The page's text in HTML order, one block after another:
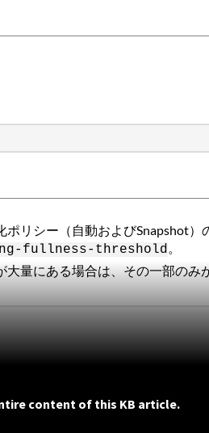
ポリシー（自動およびSnapshot
fullness-threshold
大量にある場合は、その一部のみ
content of this KB article.